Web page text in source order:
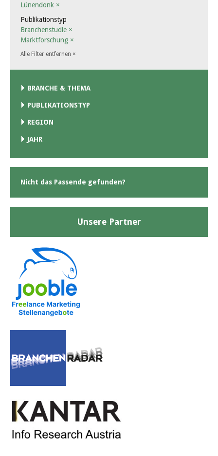
Lünendonk ×
Publikationstyp
Branchenstudie ×
Marktforschung ×
Alle Filter entfernen ×
BRANCHE & THEMA
PUBLIKATIONSTYP
REGION
JAHR
Nicht das Passende gefunden?
Unsere Partner